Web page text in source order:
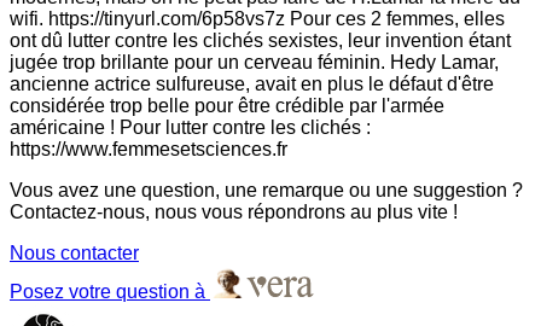
wifi. https://tinyurl.com/6p58vs7z Pour ces 2 femmes, elles
ont dû lutter contre les clichés sexistes, leur invention étant
jugée trop brillante pour un cerveau féminin. Hedy Lamar,
ancienne actrice sulfureuse, avait en plus le défaut d'être
considérée trop belle pour être crédible par l'armée
américaine ! Pour lutter contre les clichés :
https://www.femmesetsciences.fr
Vous avez une question, une remarque ou une suggestion ?
Contactez-nous, nous vous répondrons au plus vite !
Nous contacter
Posez votre question à